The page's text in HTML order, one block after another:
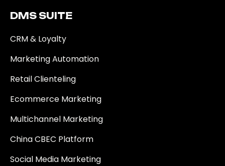
DMS SUITE​
CRM & Loyalty
Marketing Automation
Retail Clienteling
Ecommerce Marketing
Multichannel Marketing
China CBEC Platform
Social Media Marketing